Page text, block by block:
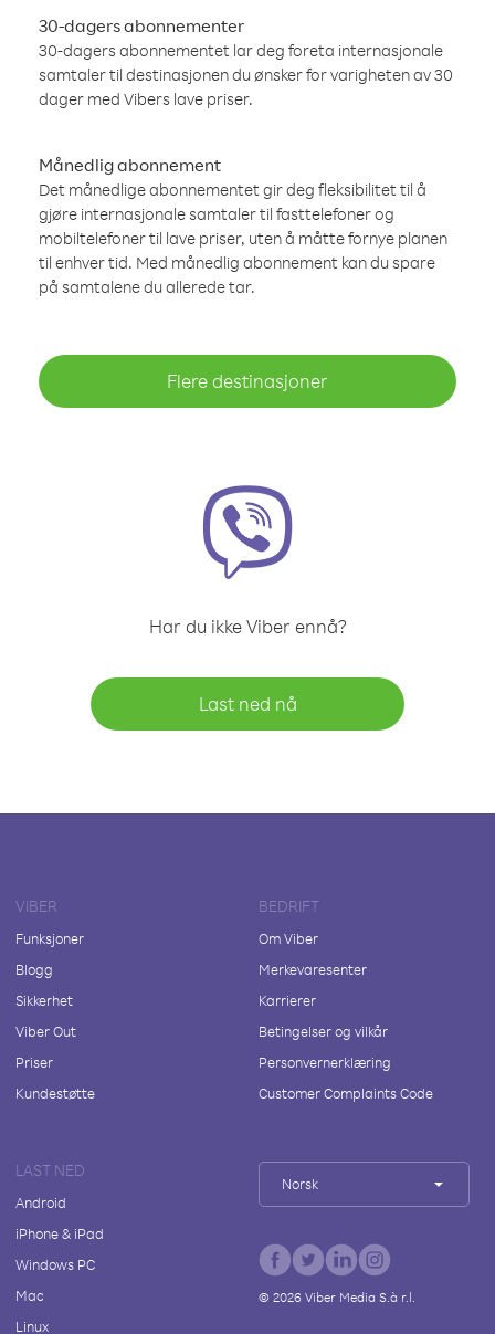
30-dagers abonnementer
30-dagers abonnementet lar deg foreta internasjonale
samtaler til destinasjonen du ønsker for varigheten av 30
dager med Vibers lave priser.
Månedlig abonnement
Det månedlige abonnementet gir deg fleksibilitet til å
gjøre internasjonale samtaler til fasttelefoner og
mobiltelefoner til lave priser, uten å måtte fornye planen
til enhver tid. Med månedlig abonnement kan du spare
på samtalene du allerede tar.
Flere destinasjoner
Har du ikke Viber ennå?
Last ned nå
VIBER
Funksjoner
Blogg
Sikkerhet
Viber Out
Priser
Kundestøtte
BEDRIFT
Om Viber
Merkevaresenter
Karrierer
Betingelser og vilkår
Personvernerklæring
Customer Complaints Code
LAST NED
Android
iPhone & iPad
Windows PC
Mac
Linux
Norsk
© 2026Viber Media S.à r.l.